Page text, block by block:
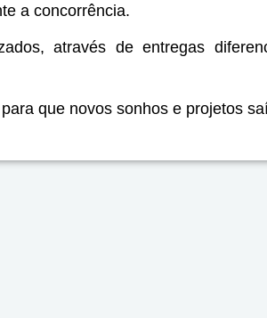
a concorrência.
através de entregas
que novos sonhos e projetos